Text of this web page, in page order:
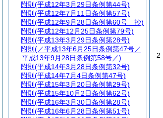
2
附則 (平成12年3月29日条例第44号)
附則 (平成12年7月11日条例第57号)
附則 (平成12年9月28日条例第60号 抄)
附則 (平成12年12月25日条例第79号)
附則 (平成13年3月29日条例第28号)
附則 (／平成13年6月25日条例第47号／
平成13年9月28日条例第58号／)
附則 (平成14年3月28日条例第32号)
附則 (平成14年7月4日条例第47号)
附則 (平成15年3月20日条例第29号)
附則 (平成15年10月2日条例第62号)
附則 (平成16年3月30日条例第28号)
附則 (平成16年6月28日条例第51号)